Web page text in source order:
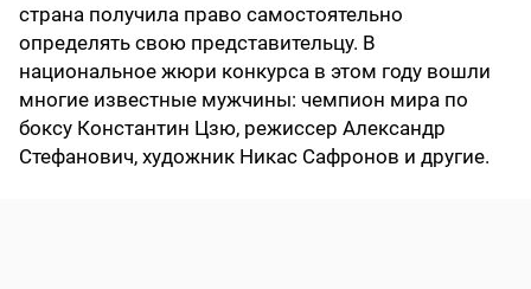
страна получила право самостоятельно
определять свою представительцу. В
национальное жюри конкурса в этом году вошли
многие известные мужчины: чемпион мира по
боксу Константин Цзю, режиссер Александр
Стефанович, художник Никас Сафронов и другие.